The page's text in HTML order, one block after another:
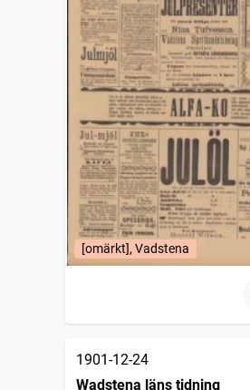
[omärkt], Vadstena
1901-12-24
Wadstena läns tidning